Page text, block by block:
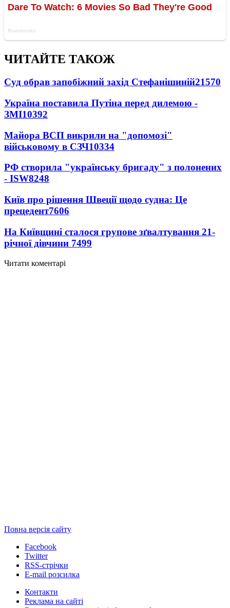
ЧИТАЙТЕ ТАКОЖ
Суд обрав запобіжний захід Стефанішиній21570
Україна поставила Путіна перед дилемою -
ЗМІ10392
Майора ВСП викрили на "допомозі"
військовому в СЗЧ10334
РФ створила "українську бригаду" з полонених
- ISW8248
Київ про рішення Швеції щодо судна: Це
прецедент7606
На Київщині сталося групове зґвалтування 21-
річної дівчини 7499
Читати коментарі
Повна версія сайту
Facebook
Twitter
RSS-стрічки
E-mail розсилка
Контакти
Реклама на сайті